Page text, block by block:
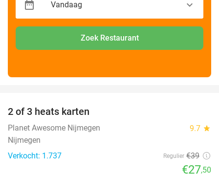
Zoek Restaurant
2 of 3 heats karten
Planet Awesome Nijmegen 9.7 star
Nijmegen
Verkocht: 1.737
Regulier €39
€27,50